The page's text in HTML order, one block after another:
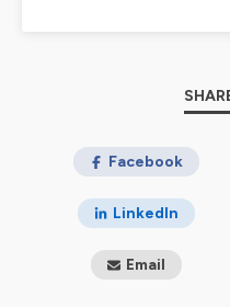
Facebook
LinkedIn
Email